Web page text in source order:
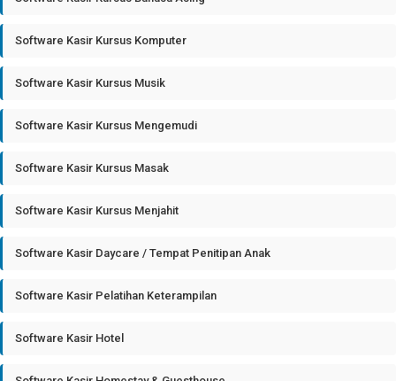
Software Kasir Kursus Komputer
Software Kasir Kursus Musik
Software Kasir Kursus Mengemudi
Software Kasir Kursus Masak
Software Kasir Kursus Menjahit
Software Kasir Daycare / Tempat Penitipan Anak
Software Kasir Pelatihan Keterampilan
Software Kasir Hotel